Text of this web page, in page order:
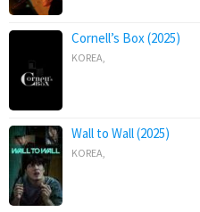
Cornell’s Box (2025)
KOREA
Wall to Wall (2025)
KOREA